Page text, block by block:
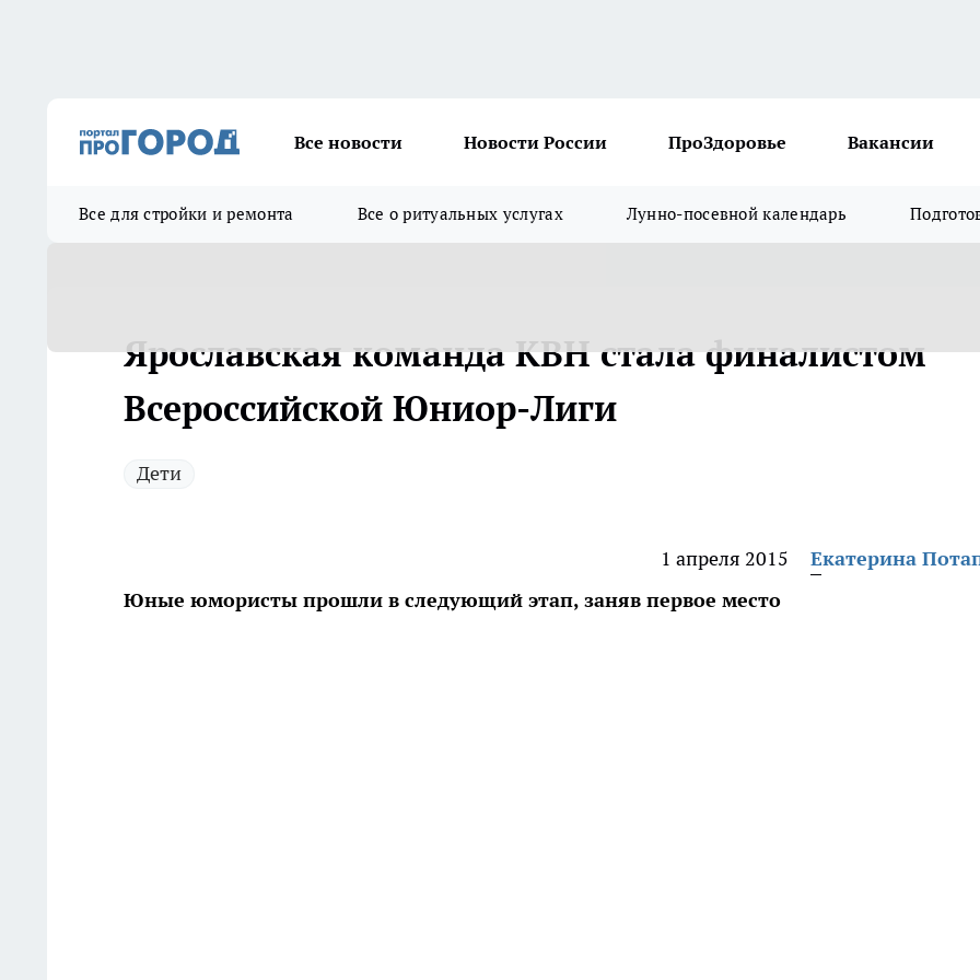
Все новости Новости России ПроЗдоровье Вакансии
Все для стройки и ремонта Все о ритуальных услугах Лунно-посевной календарь
Ярославская команда КВН стала финалистом
Всероссийской Юниор-Лиги
Дети
1 апреля 2015
Екатерина
Юные юмористы прошли в следующий этап, заняв первое место